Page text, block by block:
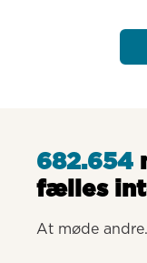
682.654
fælles
At møde andre.